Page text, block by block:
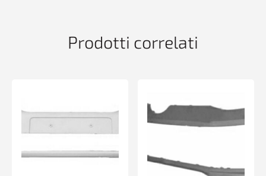
Prodotti correlati